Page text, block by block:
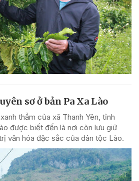
sơ ở bản Pa Xa Lào
thẳm của xã Thanh Yên, tỉnh
được biết đến là nơi còn lưu giữ
văn hóa đặc sắc của dân tộc Lào.